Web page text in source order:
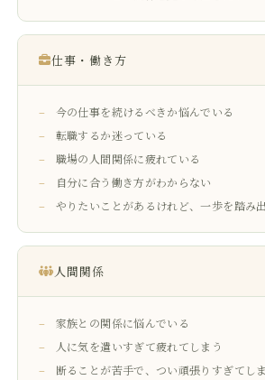
仕事・働き方
今の仕事を続けるべきか悩んでいる
転職するか迷っている
職場の人間関係に疲れている
自分に合う働き方がわからない
やりたいことがあるけれど、一歩を踏み
人間関係
家族との関係に悩んでいる
人に気を遣いすぎて疲れてしまう
断ることが苦手で、つい頑張りすぎてし